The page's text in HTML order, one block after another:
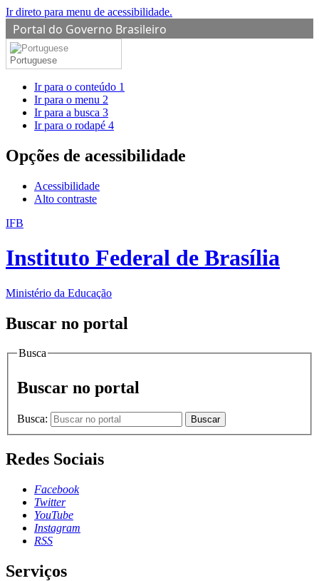
Ir direto para menu de acessibilidade.
Portal do Governo Brasileiro
Portuguese
Ir para o conteúdo 1
Ir para o menu 2
Ir para a busca 3
Ir para o rodapé 4
Opções de acessibilidade
Acessibilidade
Alto contraste
IFB
Instituto Federal de Brasília
Ministério da Educação
Buscar no portal
Busca
Buscar no portal
Busca: Buscar
Redes Sociais
Facebook
Twitter
YouTube
Instagram
RSS
Serviços